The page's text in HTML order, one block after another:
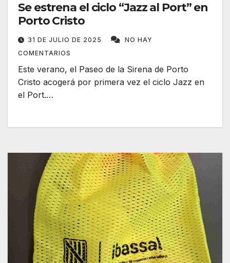
Se estrena el ciclo “Jazz al Port” en
Porto Cristo
31 DE JULIO DE 2025
NO HAY
COMENTARIOS
Este verano, el Paseo de la Sirena de Porto
Cristo acogerá por primera vez el ciclo Jazz en
el Port.…